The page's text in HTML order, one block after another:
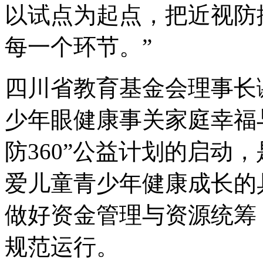
以试点为起点，把近视
每一个环节。”
四川省教育基金会理事
少年眼健康事关家庭幸
防360”公益计划的启动
爱儿童青少年健康成长
做好资金管理与资源统
规范运行。